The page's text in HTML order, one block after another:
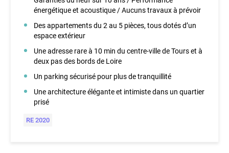
énergétique et acoustique / Aucuns travaux à prévoir
Des appartements du 2 au 5 pièces, tous dotés d’un
espace extérieur
Une adresse rare à 10 min du centre-ville de Tours et à
deux pas des bords de Loire
Un parking sécurisé pour plus de tranquillité
Une architecture élégante et intimiste dans un quartier
prisé
RE 2020